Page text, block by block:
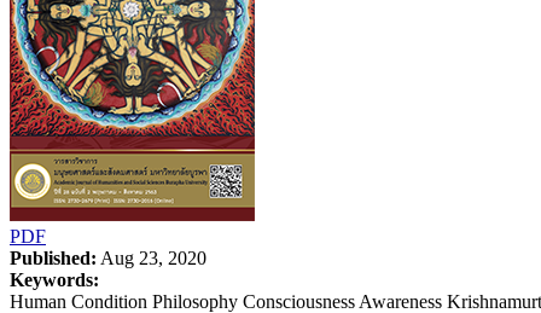
PDF
Published: Aug 23, 2020
Keywords:
Human Condition Philosophy Consciousness Awareness